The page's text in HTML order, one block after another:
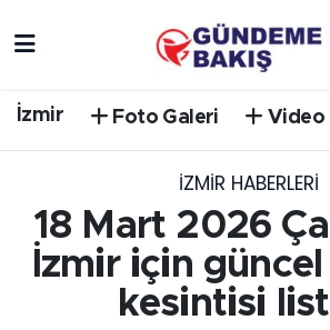
İzmir Foto Galeri Video
İZMIR HABERLERI
18 Mart 2026
İzmir için
kesintisi
EGE
EĞİTİM
Trafik Durumu
Süper Lig Puan Durumu ve
Tüm Manşetler